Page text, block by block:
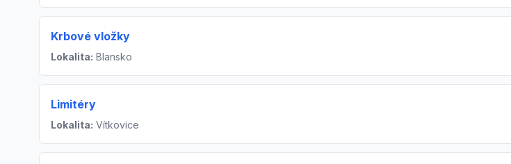
Krbové vložky
Lokalita: Blansko
Limitéry
Lokalita: Vítkovice